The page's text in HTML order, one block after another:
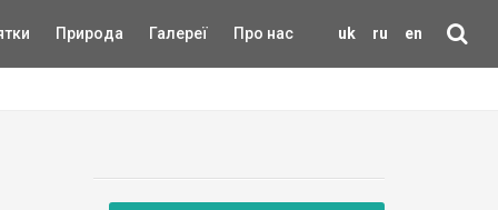
uk ru en
Природа Галереї Про нас